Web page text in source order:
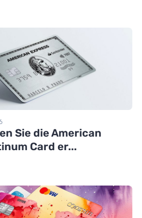
Sie die American
Card er...